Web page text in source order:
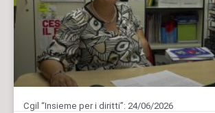
Cgil “Insieme per i diritti”: 24/06/2026